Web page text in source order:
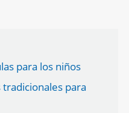
para los niños
tradicionales para